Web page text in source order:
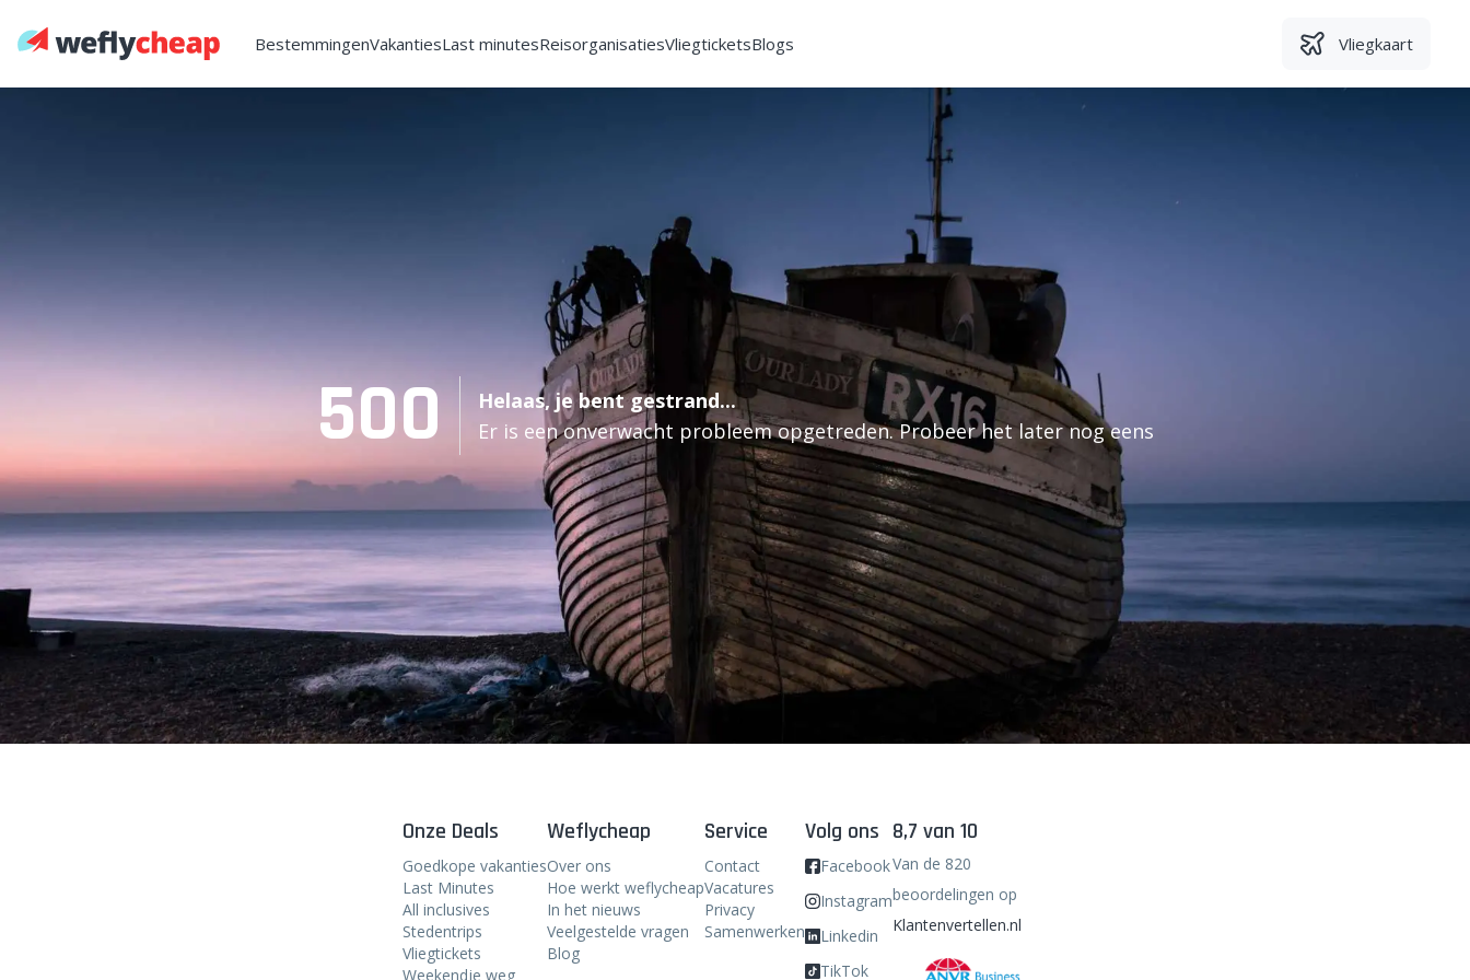
BestemmingenVakantiesLast minutesReisorganisatiesVliegticketsBlogs Vliegkaart
500
Helaas, je bent gestrand...
Er is een onverwacht probleem opgetreden. Probeer het later nog eens
8,7 van 10
Van de 820
beoordelingen op
Klantenvertellen.nl
Onze Deals
Goedkope vakanties
Last Minutes
All inclusives
Stedentrips
Vliegtickets
Weekendje weg
Weflycheap
Over ons
Hoe werkt weflycheap
In het nieuws
Veelgestelde vragen
Blog
Service
Contact
Vacatures
Privacy
Samenwerken
Volg ons
Facebook
Instagram
Linkedin
TikTok